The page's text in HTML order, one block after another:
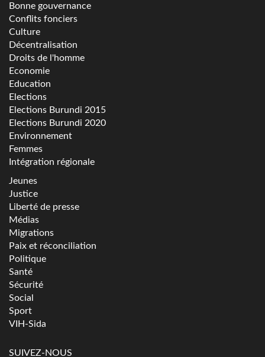
Bonne gouvernance
Conflits fonciers
Culture
Décentralisation
Droits de l'homme
Economie
Education
Elections
Elections Burundi 2015
Elections Burundi 2020
Environnement
Femmes
Intégration régionale
Jeunes
Justice
Liberté de presse
Médias
Migrations
Paix et réconciliation
Politique
Santé
Sécurité
Social
Sport
VIH-Sida
SUIVEZ-NOUS